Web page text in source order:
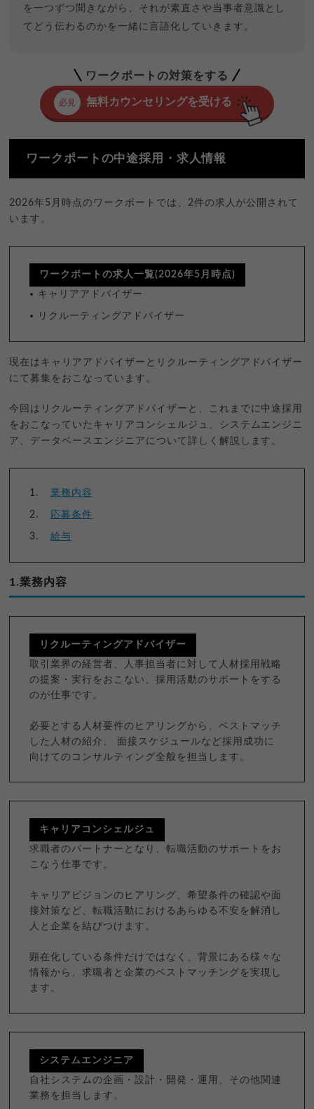
を一つずつ聞きながら、それが素直さや当事者意識とし
てどう伝わるのかを一緒に言語化していきます。
ワークポートの対策をする
必見 無料カウンセリングを受ける
ワークポートの中途採用・求人情報
2026年5月時点のワークポートでは、2件の求人が公開されて
います。
ワークポートの求人一覧(2026年5月時点)
キャリアアドバイザー
リクルーティングアドバイザー
現在はキャリアアドバイザーとリクルーティングアドバイザー
にて募集をおこなっています。
今回はリクルーティングアドバイザーと、これまでに中途採用
をおこなっていたキャリアコンシェルジュ、システムエンジニ
ア、データベースエンジニアについて詳しく解説します。
業務内容
応募条件
給与
1.業務内容
リクルーティングアドバイザー
取引業界の経営者、人事担当者に対して人材採用戦略
の提案・実行をおこない、採用活動のサポートをする
のが仕事です。
必要とする人材要件のヒアリングから、ベストマッチ
した人材の紹介、 面接スケジュールなど採用成功に
向けてのコンサルティング全般を担当します。
キャリアコンシェルジュ
求職者のパートナーとなり、転職活動のサポートをお
こなう仕事です。
キャリアビジョンのヒアリング、希望条件の確認や面
接対策など、転職活動におけるあらゆる不安を解消し
人と企業を結びつけます。
顕在化している条件だけではなく、背景にある様々な
情報から、求職者と企業のベストマッチングを実現し
ます。
システムエンジニア
自社システムの企画・設計・開発・運用、その他関連
業務を担当します。